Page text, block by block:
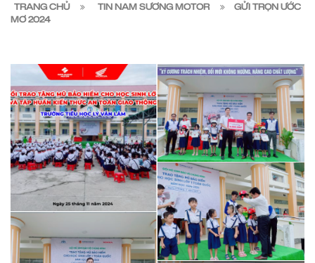
TRANG CHỦ TIN NAM SƯƠNG MOTOR
GỬI TRỌN ƯỚC
MƠ 2024